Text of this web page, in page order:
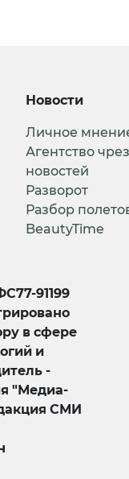
Новости
Личное
Агентство
новостей
Разворот
Разбор
BeautyTime
91199
в сфере
и
-
"Медиа-
СМИ